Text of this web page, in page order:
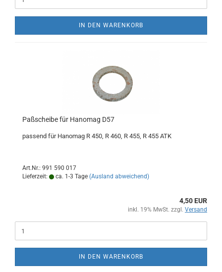
IN DEN WARENKORB
Paßscheibe für Hanomag D57
passend für Hanomag R 450, R 460, R 455, R 455 ATK
Art.Nr.: 991 590 017
Lieferzeit:
ca. 1-3 Tage (Ausland abweichend)
4,50 EUR
inkl. 19% MwSt. zzgl. Versand
IN DEN WARENKORB